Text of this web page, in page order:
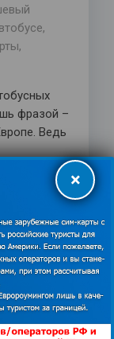
,
,
фразой –
Ведь
Что
,
×